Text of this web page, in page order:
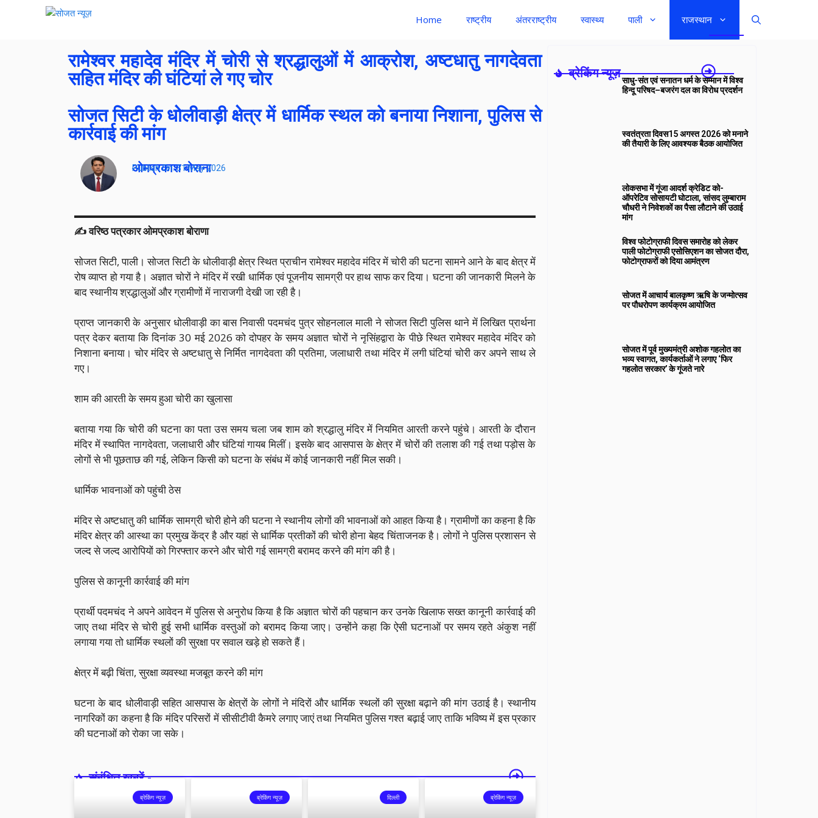
Home राष्ट्रीय अंतरराष्ट्रीय स्वास्थ्य पाली राजस्थान
रामेश्वर महादेव मंदिर में चोरी से श्रद्धालुओं में आक्रोश, अष्टधातु नागदेवता
सहित मंदिर की घंटियां ले गए चोर
सोजत सिटी के धोलीवाड़ी क्षेत्र में धार्मिक स्थल को बनाया निशाना, पुलिस से
कार्रवाई की मांग
ओमप्रकाश बोराना
Publish On:31 May 2026
✍️ वरिष्ठ पत्रकार ओमप्रकाश बोराणा
सोजत सिटी, पाली। सोजत सिटी के धोलीवाड़ी क्षेत्र स्थित प्राचीन रामेश्वर महादेव मंदिर में चोरी की घटना सामने आने के बाद क्षेत्र में
रोष व्याप्त हो गया है। अज्ञात चोरों ने मंदिर में रखी धार्मिक एवं पूजनीय सामग्री पर हाथ साफ कर दिया। घटना की जानकारी मिलने के
बाद स्थानीय श्रद्धालुओं और ग्रामीणों में नाराजगी देखी जा रही है।
प्राप्त जानकारी के अनुसार धोलीवाड़ी का बास निवासी पदमचंद पुत्र सोहनलाल माली ने सोजत सिटी पुलिस थाने में लिखित प्रार्थना
पत्र देकर बताया कि दिनांक 30 मई 2026 को दोपहर के समय अज्ञात चोरों ने नृसिंहद्वारा के पीछे स्थित रामेश्वर महादेव मंदिर को
निशाना बनाया। चोर मंदिर से अष्टधातु से निर्मित नागदेवता की प्रतिमा, जलाधारी तथा मंदिर में लगी घंटियां चोरी कर अपने साथ ले
गए।
शाम की आरती के समय हुआ चोरी का खुलासा
बताया गया कि चोरी की घटना का पता उस समय चला जब शाम को श्रद्धालु मंदिर में नियमित आरती करने पहुंचे। आरती के दौरान
मंदिर में स्थापित नागदेवता, जलाधारी और घंटियां गायब मिलीं। इसके बाद आसपास के क्षेत्र में चोरों की तलाश की गई तथा पड़ोस के
लोगों से भी पूछताछ की गई, लेकिन किसी को घटना के संबंध में कोई जानकारी नहीं मिल सकी।
धार्मिक भावनाओं को पहुंची ठेस
मंदिर से अष्टधातु की धार्मिक सामग्री चोरी होने की घटना ने स्थानीय लोगों की भावनाओं को आहत किया है। ग्रामीणों का कहना है कि
मंदिर क्षेत्र की आस्था का प्रमुख केंद्र है और यहां से धार्मिक प्रतीकों की चोरी होना बेहद चिंताजनक है। लोगों ने पुलिस प्रशासन से
जल्द से जल्द आरोपियों को गिरफ्तार करने और चोरी गई सामग्री बरामद करने की मांग की है।
पुलिस से कानूनी कार्रवाई की मांग
प्रार्थी पदमचंद ने अपने आवेदन में पुलिस से अनुरोध किया है कि अज्ञात चोरों की पहचान कर उनके खिलाफ सख्त कानूनी कार्रवाई की
जाए तथा मंदिर से चोरी हुई सभी धार्मिक वस्तुओं को बरामद किया जाए। उन्होंने कहा कि ऐसी घटनाओं पर समय रहते अंकुश नहीं
लगाया गया तो धार्मिक स्थलों की सुरक्षा पर सवाल खड़े हो सकते हैं।
क्षेत्र में बढ़ी चिंता, सुरक्षा व्यवस्था मजबूत करने की मांग
घटना के बाद धोलीवाड़ी सहित आसपास के क्षेत्रों के लोगों ने मंदिरों और धार्मिक स्थलों की सुरक्षा बढ़ाने की मांग उठाई है। स्थानीय
नागरिकों का कहना है कि मंदिर परिसरों में सीसीटीवी कैमरे लगाए जाएं तथा नियमित पुलिस गश्त बढ़ाई जाए ताकि भविष्य में इस प्रकार
की घटनाओं को रोका जा सके।
संबंधित खबरें -
ब्रेकिंग न्यूज़ ब्रेकिंग न्यूज़ दिल्ली ब्रेकिंग न्यूज़
ब्रेकिंग न्यूज़-साधु-संत एवं सनातन धर्म के सम्मान में विश्व
हिन्दू परिषद–बजरंग दल का विरोध प्रदर्शन
स्वतंत्रता दिवस15 अगस्त 2026 को मनाने
की तैयारी के लिए आवश्यक बैठक आयोजित
लोकसभा में गूंजा आदर्श क्रेडिट को-
ऑपरेटिव सोसायटी घोटाला, सांसद लुम्बाराम
चौधरी ने निवेशकों का पैसा लौटाने की उठाई
मांग
विश्व फोटोग्राफी दिवस समारोह को लेकर
पाली फोटोग्राफी एसोसिएशन का सोजत दौरा,
फोटोग्राफरों को दिया आमंत्रण
सोजत में आचार्य बालकृष्ण ऋषि के जन्मोत्सव
पर पौधरोपण कार्यक्रम आयोजित
सोजत में पूर्व मुख्यमंत्री अशोक गहलोत का
भव्य स्वागत, कार्यकर्ताओं ने लगाए ‘फिर
गहलोत सरकार’ के गूंजते नारे